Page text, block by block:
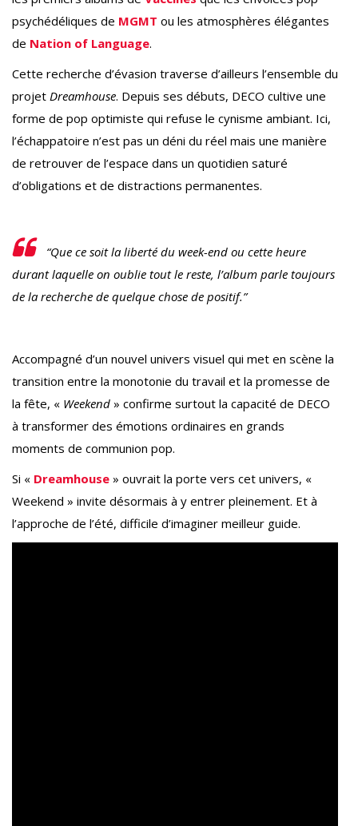
psychédéliques de MGMT ou les atmosphères élégantes
de Nation of Language.
Cette recherche d’évasion traverse d’ailleurs l’ensemble du
projet Dreamhouse. Depuis ses débuts, DECO cultive une
forme de pop optimiste qui refuse le cynisme ambiant. Ici,
l’échappatoire n’est pas un déni du réel mais une manière
de retrouver de l’espace dans un quotidien saturé
d’obligations et de distractions permanentes.
“Que ce soit la liberté du week-end ou cette heure
durant laquelle on oublie tout le reste, l’album parle toujours
de la recherche de quelque chose de positif.”
Accompagné d’un nouvel univers visuel qui met en scène la
transition entre la monotonie du travail et la promesse de
la fête, « Weekend » confirme surtout la capacité de DECO
à transformer des émotions ordinaires en grands
moments de communion pop.
Si « Dreamhouse » ouvrait la porte vers cet univers, «
Weekend » invite désormais à y entrer pleinement. Et à
l’approche de l’été, difficile d’imaginer meilleur guide.